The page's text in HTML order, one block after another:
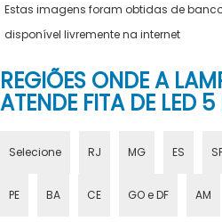
Estas imagens foram obtidas de
disponível livremente na internet
REGIÕES ONDE A
ATENDE FITA DE LED
Selecione RJ MG ES
PE BA CE GO e DF AM